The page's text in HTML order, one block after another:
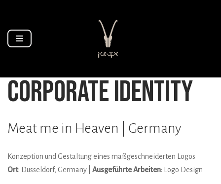
Inhalt
corporate identity
Meat me in Heaven | Germany
Konzeption und Gestaltung eines maßgeschneiderten Logos
Ort: Düsseldorf, Germany | Ausgeführte Arbeiten: Logo Design